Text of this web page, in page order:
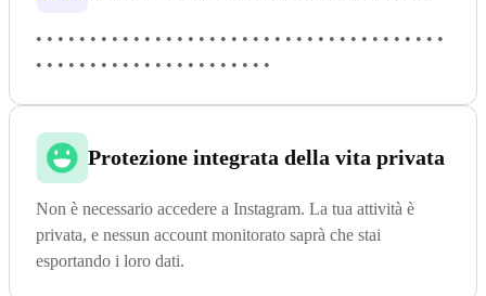
• • • • • • • • • • • • • • • • • • • • • • • • • • • • • • • • • • • • • •
• • • • • • • • • • • • • • • • • • • • • •
Protezione integrata della vita privata
Non è necessario accedere a Instagram. La tua attività è
privata, e nessun account monitorato saprà che stai
esportando i loro dati.